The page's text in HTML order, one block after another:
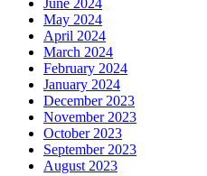
May 2024
April 2024
March 2024
February 2024
January 2024
December 2023
November 2023
October 2023
September 2023
August 2023